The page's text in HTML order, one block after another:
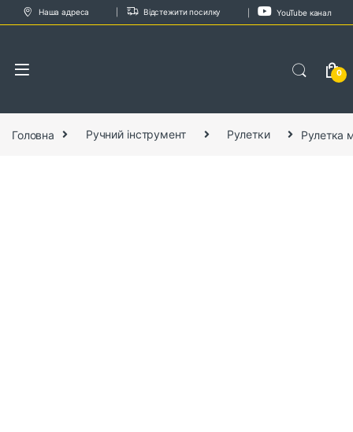
Skip to navigation
Skip to content
Наша адреса Відстежити посилку YouTube канал
0
Головна Ручний інструмент Рулетки Рулетка